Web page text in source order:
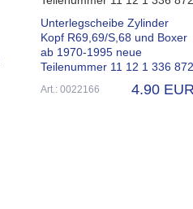
Unterlegscheibe Zylinder
Kopf R69,69/S,68 und Boxer
ab 1970-1995 neue
Teilenummer 11 12 1 336 872
Art.: 0022166 4.90